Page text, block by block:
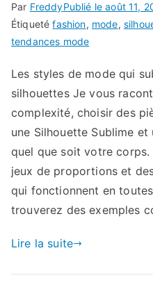
Par FreddyPublié leaoût 11,
Étiquetéfashion, mode,
tendances mode
Les styles de mode qui
silhouettes Je vous
complexité, choisir des
une Silhouette Sublime
quel que soit votre corps.
jeux de proportions et
qui fonctionnent en
trouverez des exemples
Lire la suite